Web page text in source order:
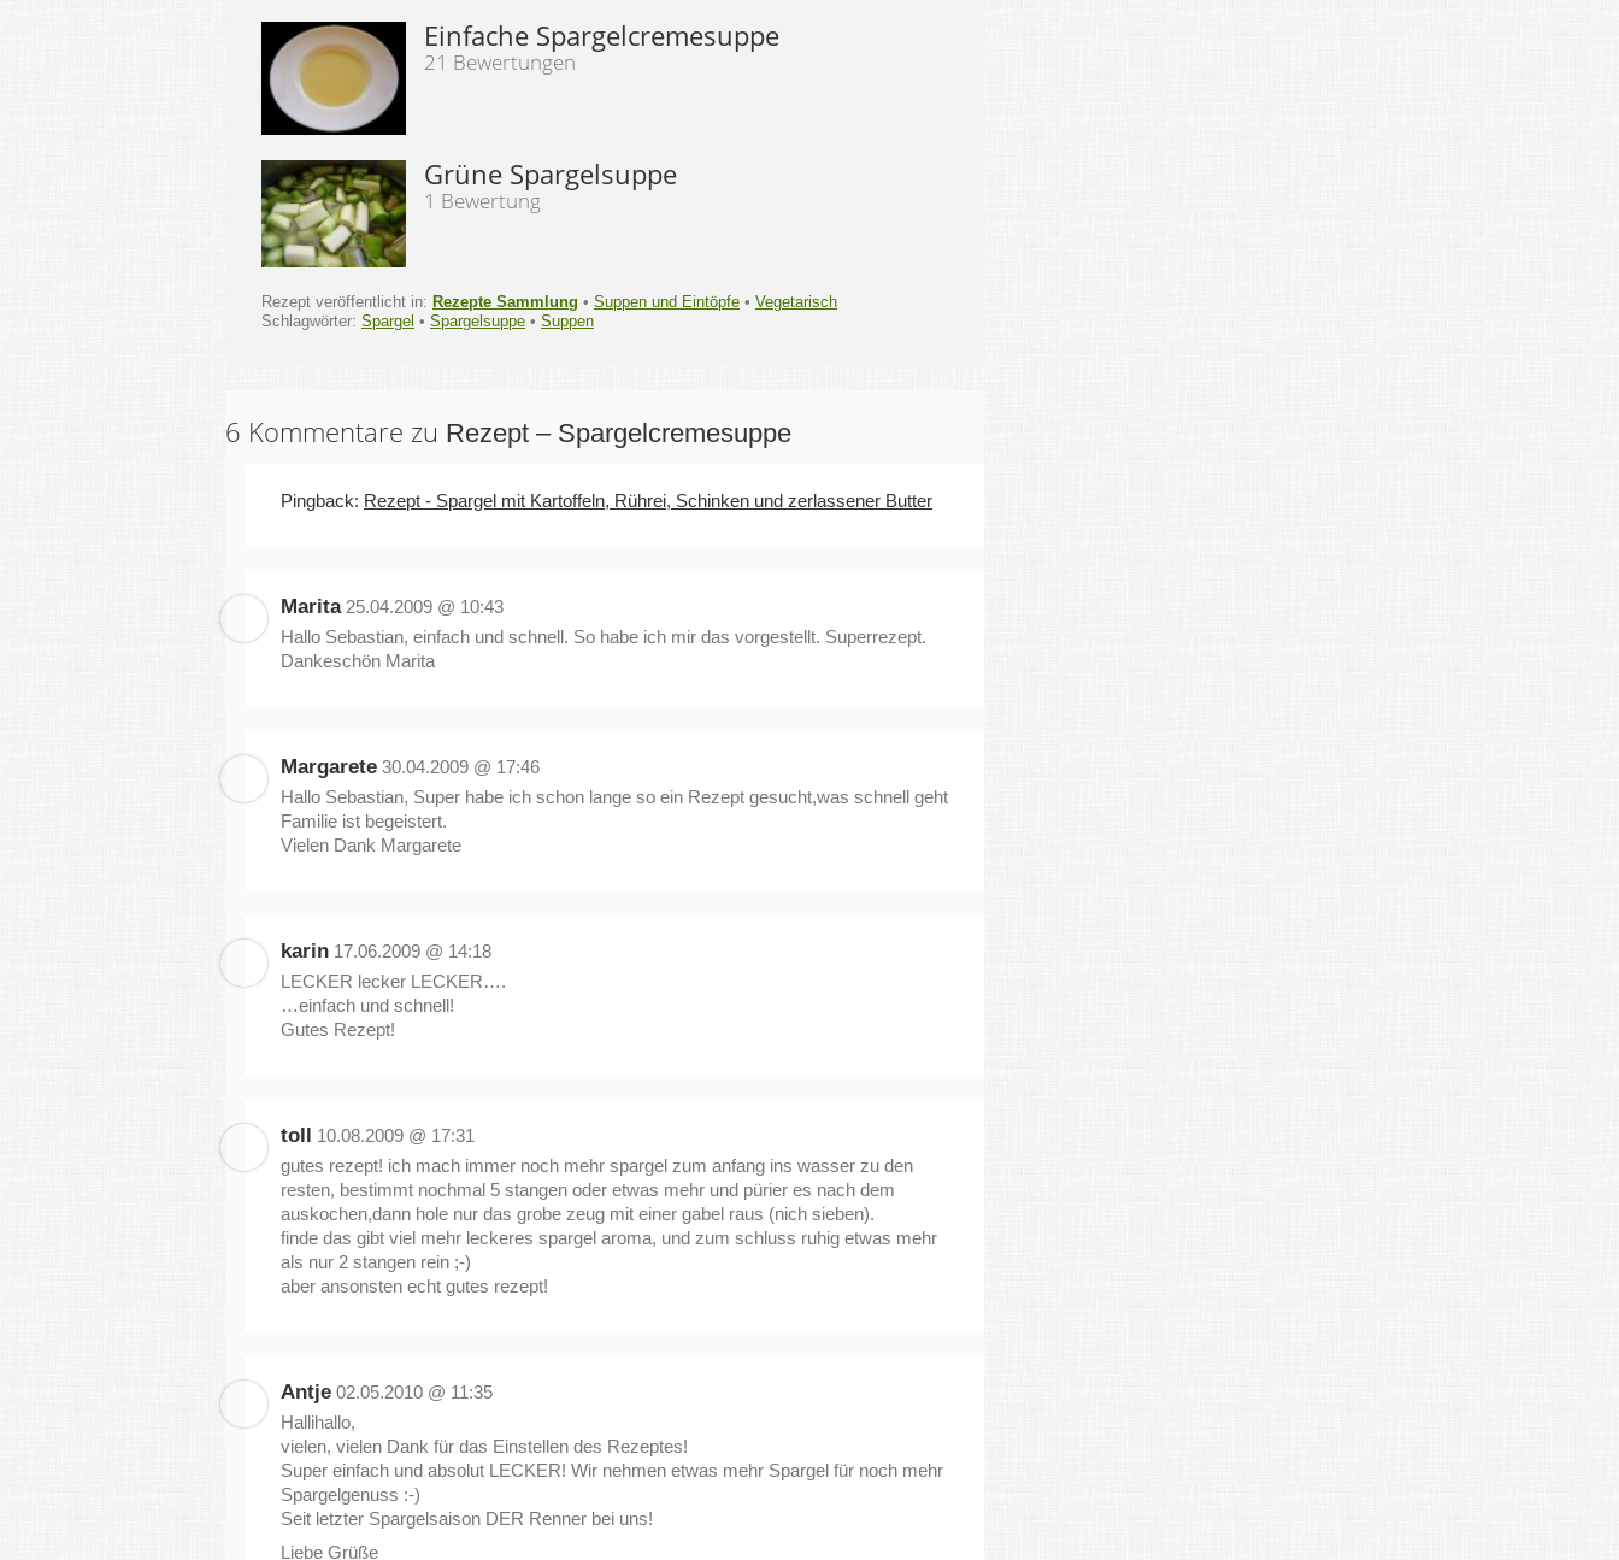
Einfache Spargelcremesuppe
21 Bewertungen
Grüne Spargelsuppe
1 Bewertung
Rezept veröffentlicht in: Rezepte Sammlung • Suppen und Eintöpfe • Vegetarisch
Schlagwörter: Spargel • Spargelsuppe • Suppen
6 Kommentare zu Rezept – Spargelcremesuppe
Pingback: Rezept - Spargel mit Kartoffeln, Rührei, Schinken und zerlassener Butter
Marita 25.04.2009 @ 10:43
Hallo Sebastian, einfach und schnell. So habe ich mir das vorgestellt. Superrezept.
Dankeschön Marita
Margarete 30.04.2009 @ 17:46
Hallo Sebastian, Super habe ich schon lange so ein Rezept gesucht,was schnell geht
Familie ist begeistert.
Vielen Dank Margarete
karin 17.06.2009 @ 14:18
LECKER lecker LECKER….
…einfach und schnell!
Gutes Rezept!
toll 10.08.2009 @ 17:31
gutes rezept! ich mach immer noch mehr spargel zum anfang ins wasser zu den
resten, bestimmt nochmal 5 stangen oder etwas mehr und pürier es nach dem
auskochen,dann hole nur das grobe zeug mit einer gabel raus (nich sieben).
finde das gibt viel mehr leckeres spargel aroma, und zum schluss ruhig etwas mehr
als nur 2 stangen rein ;-)
aber ansonsten echt gutes rezept!
Antje 02.05.2010 @ 11:35
Hallihallo,
vielen, vielen Dank für das Einstellen des Rezeptes!
Super einfach und absolut LECKER! Wir nehmen etwas mehr Spargel für noch mehr
Spargelgenuss :-)
Seit letzter Spargelsaison DER Renner bei uns!
Liebe Grüße